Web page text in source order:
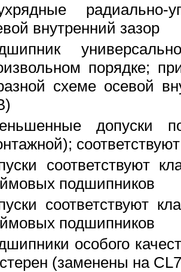
радиально-
внутренний зазор
порядке;
схеме осевой
соответствуют
подшипников
соответствуют
подшипников
особого
(заменены на